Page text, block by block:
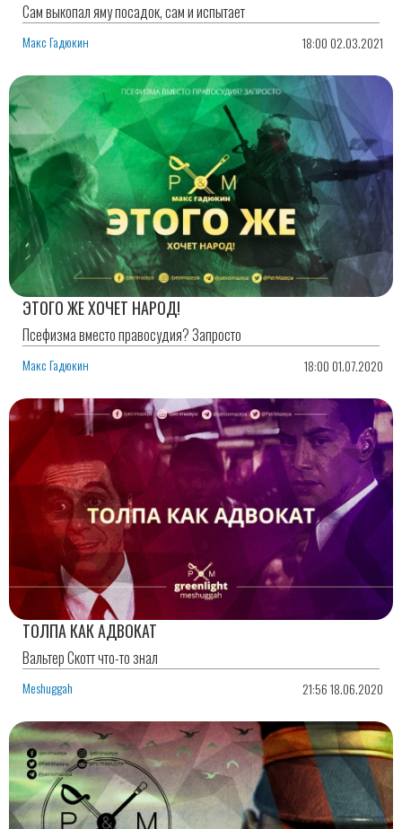
Сам выкопал яму посадок, сам и испытает
Макс Гадюкин 18:00 02.03.2021
ЭТОГО ЖЕ ХОЧЕТ НАРОД!
Псефизма вместо правосудия? Запросто
Макс Гадюкин 18:00 01.07.2020
ТОЛПА КАК АДВОКАТ
Вальтер Скотт что-то знал
Meshuggah 21:56 18.06.2020